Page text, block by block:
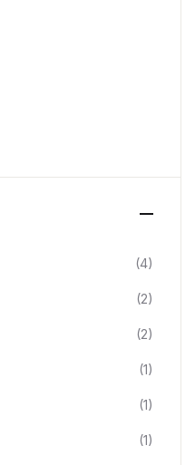
(4)
(2)
(2)
(1)
(1)
(1)